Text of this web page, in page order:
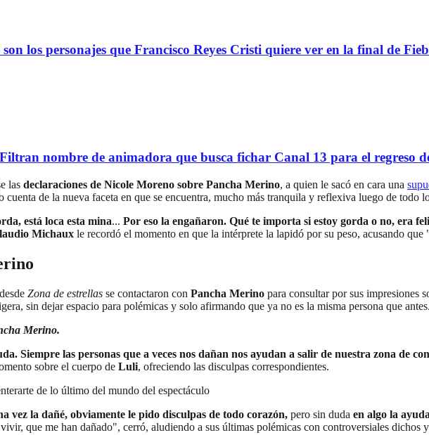
son los personajes que Francisco Reyes Cristi quiere ver en la final de
nombre de animadora que busca fichar Canal 13 para el regreso
las declaraciones de Nicole Moreno sobre Pancha Merino, a quien le sacó en cara una
cuenta de la nueva faceta en que se encuentra, mucho más tranquila y reflexiva luego de todo
está loca esta mina... Por eso la engañaron. Qué te importa si estoy gorda o no, era
Michaux le recordó el momento en que la intérprete la lapidó por su peso, acusando que
Zona de estrellas se contactaron con Pancha Merino para consultar por sus impresiones
sin dejar espacio para polémicas y solo afirmando que ya no es la misma persona que antes.
Merino.
Siempre las personas que a veces nos dañan nos ayudan a salir de nuestra zona de
sobre el cuerpo de Luli, ofreciendo las disculpas correspondientes.
de lo último del mundo del espectáculo
vez la dañé, obviamente le pido disculpas de todo corazón, pero sin duda en algo la
que me han dañado", cerró, aludiendo a sus últimas polémicas con controversiales dichos